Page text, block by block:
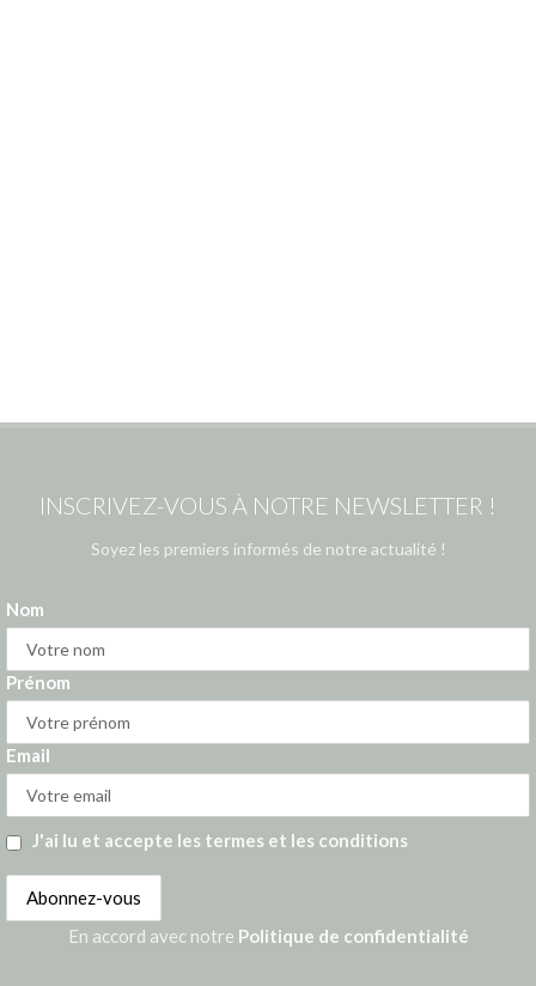
INSCRIVEZ-VOUS À NOTRE NEWSLETTER !
Soyez les premiers informés de notre actualité !
Nom
Prénom
Email
J'ai lu et accepte les termes et les conditions
En accord avec notre Politique de confidentialité